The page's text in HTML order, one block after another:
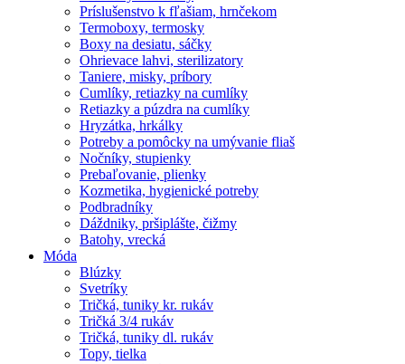
Príslušenstvo k fľašiam, hrnčekom
Termoboxy, termosky
Boxy na desiatu, sáčky
Ohrievace lahvi, sterilizatory
Taniere, misky, príbory
Cumlíky, retiazky na cumlíky
Retiazky a púzdra na cumlíky
Hryzátka, hrkálky
Potreby a pomôcky na umývanie fliaš
Nočníky, stupienky
Prebaľovanie, plienky
Kozmetika, hygienické potreby
Podbradníky
Dáždniky, pršiplášte, čižmy
Batohy, vrecká
Móda
Blúzky
Svetríky
Tričká, tuniky kr. rukáv
Tričká 3/4 rukáv
Tričká, tuniky dl. rukáv
Topy, tielka